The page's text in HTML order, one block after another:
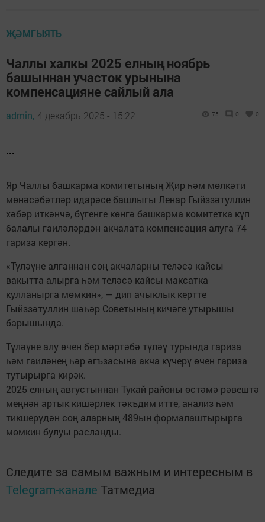
ҖӘМГЫЯТЬ
Чаллы халкы 2025 елның ноябрь
башыннан участок урынына
компенсацияне сайлый ала
admin, 4 декабрь 2025 - 15:22 75 0 0
...
Яр Чаллы башкарма комитетының Җир һәм мөлкәти
мөнәсәбәтләр идарәсе башлыгы Ленар Гыйззәтуллин
хәбәр иткәнчә, бүгенге көнгә башкарма комитетка күп
балалы гаиләләрдән акчалата компенсация алуга 74
гариза кергән.
«Түләүне алганнан соң акчаларны теләсә кайсы
вакытта алырга һәм теләсә кайсы максатка
кулланырга мөмкин», — дип ачыклык кертте
Гыйззәтуллин шәһәр Советының кичәге утырышы
барышында.
Түләүне алу өчен бер мәртәбә түләү турында гариза
һәм гаиләнең һәр әгъзасына акча күчерү өчен гариза
тутырырга кирәк.
2025 елның августыннан Тукай районы өстәмә рәвештә
меңнән артык кишәрлек тәкъдим итте, анализ һәм
тикшерүдән соң аларның 489ын формалаштырырга
мөмкин булуы расланды.
Следите за самым важным и интересным в
Telegram-канале Татмедиа